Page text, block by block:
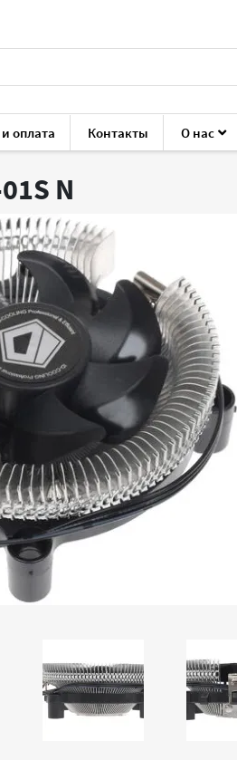
оплата Контакты О нас
для ПК Кулеры для
N